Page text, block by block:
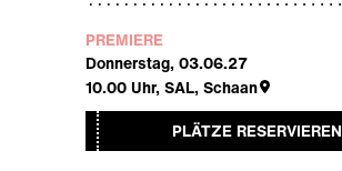
PREMIERE
Donnerstag, 03.06.27
10.00 Uhr,SAL, Schaan
PLÄTZE RESERVIEREN